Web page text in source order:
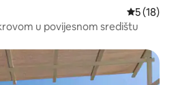
Prosječna
5 (18)
u povijesnom središtu
s oznakom „Odabrali gosti”